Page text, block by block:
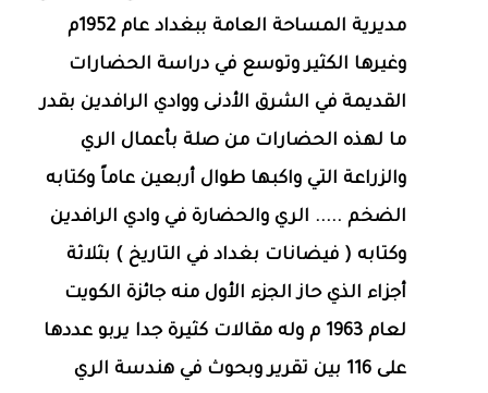
مديرية المساحة العامة ببغداد عام 1952م
وغيرها الكثير وتوسع في دراسة الحضارات
القديمة في الشرق الأدنى ووادي الرافدين بقدر
ما لهذه الحضارات من صلة بأعمال الري
والزراعة التي واكبها طوال أربعين عاماً وكتابه
الضخم ..... الري والحضارة في وادي الرافدين
وكتابه ( فيضانات بغداد في التاريخ ) بثلاثة
أجزاء الذي حاز الجزء الأول منه جائزة الكويت
لعام 1963 م وله مقالات كثيرة جدا يربو عددها
على 116 بين تقرير وبحوث في هندسة الري